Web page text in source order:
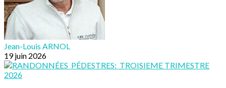
Jean-Louis ARNOL
19 juin 2026